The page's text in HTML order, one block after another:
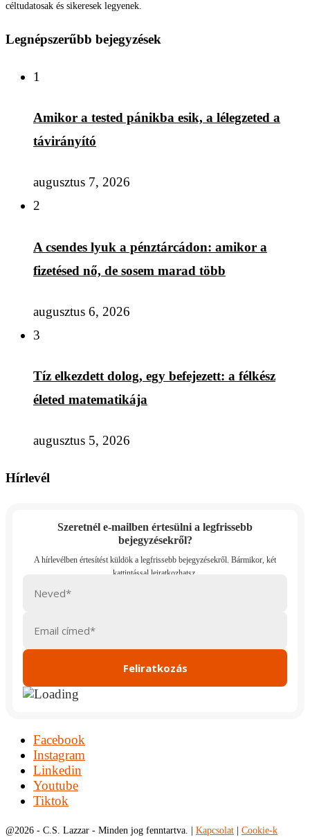
céltudatosak és sikeresek legyenek.
Legnépszerűbb bejegyzések
1
Amikor a tested pánikba esik, a lélegzeted a
távirányító
augusztus 7, 2026
2
A csendes lyuk a pénztárcádon: amikor a
fizetésed nő, de sosem marad több
augusztus 6, 2026
3
Tíz elkezdett dolog, egy befejezett: a félkész
életed matematikája
augusztus 5, 2026
Hírlevél
Szeretnél e-mailben értesülni a legfrissebb
bejegyzésekről?
Facebook
Instagram
Linkedin
Youtube
Tiktok
@2026 - C.S. Lazzar - Minden jog fenntartva. | Kapcsolat
Cookie-k